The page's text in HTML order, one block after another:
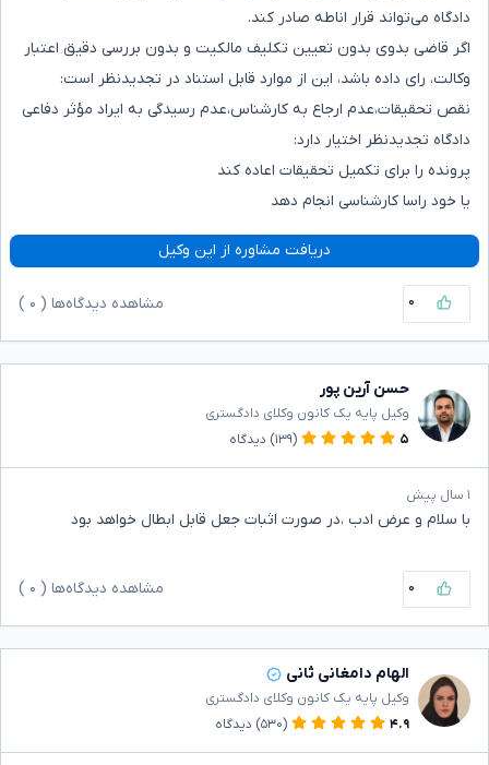
دادگاه می‌تواند قرار اناطه صادر کند.
اگر قاضی بدوی بدون تعیین تکلیف مالکیت و بدون بررسی دقیق اعتبار
وکالت، رای داده باشد، این از موارد قابل استناد در تجدیدنظر است:
نقص تحقیقات،عدم ارجاع به کارشناس،عدم رسیدگی به ایراد مؤثر دفاعی
دادگاه تجدیدنظر اختیار دارد:
پرونده را برای تکمیل تحقیقات اعاده کند
یا خود راسا کارشناسی انجام دهد
دریافت مشاوره از این وکیل
۰ مشاهده دیدگاه‌ها ( ۰
حسن آرین پور
وکیل پایه یک کانون وکلای دادگستری
۵
(۱۳۹) دیدگاه
۱ سال پیش
با سلام و عرض ادب ،در صورت اثبات جعل قابل ابطال خواهد بود
۰ مشاهده دیدگاه‌ها ( ۰
الهام دامغانی ثانی
وکیل پایه یک کانون وکلای دادگستری
۴.۹
(۵۳۰) دیدگاه